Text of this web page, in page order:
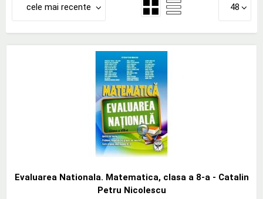
cele mai recente 48
Evaluarea Nationala. Matematica, clasa a 8-a - Catalin
Petru Nicolescu